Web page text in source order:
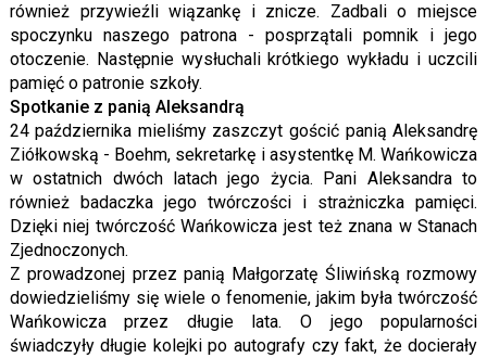
również przywieźli wiązankę i znicze. Zadbali o miejsce
spoczynku naszego patrona - posprzątali pomnik i jego
otoczenie. Następnie wysłuchali krótkiego wykładu i uczcili
pamięć o patronie szkoły.
Spotkanie z panią Aleksandrą
24 października mieliśmy zaszczyt gościć panią Aleksandrę
Ziółkowską - Boehm, sekretarkę i asystentkę M. Wańkowicza
w ostatnich dwóch latach jego życia. Pani Aleksandra to
również badaczka jego twórczości i strażniczka pamięci.
Dzięki niej twórczość Wańkowicza jest też znana w Stanach
Zjednoczonych.
Z prowadzonej przez panią Małgorzatę Śliwińską rozmowy
dowiedzieliśmy się wiele o fenomenie, jakim była twórczość
Wańkowicza przez długie lata. O jego popularności
świadczyły długie kolejki po autografy czy fakt, że docierały